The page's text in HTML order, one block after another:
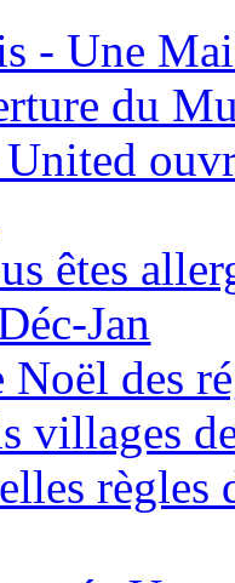
- Une
du
êtes
Jan
des
villages
règles